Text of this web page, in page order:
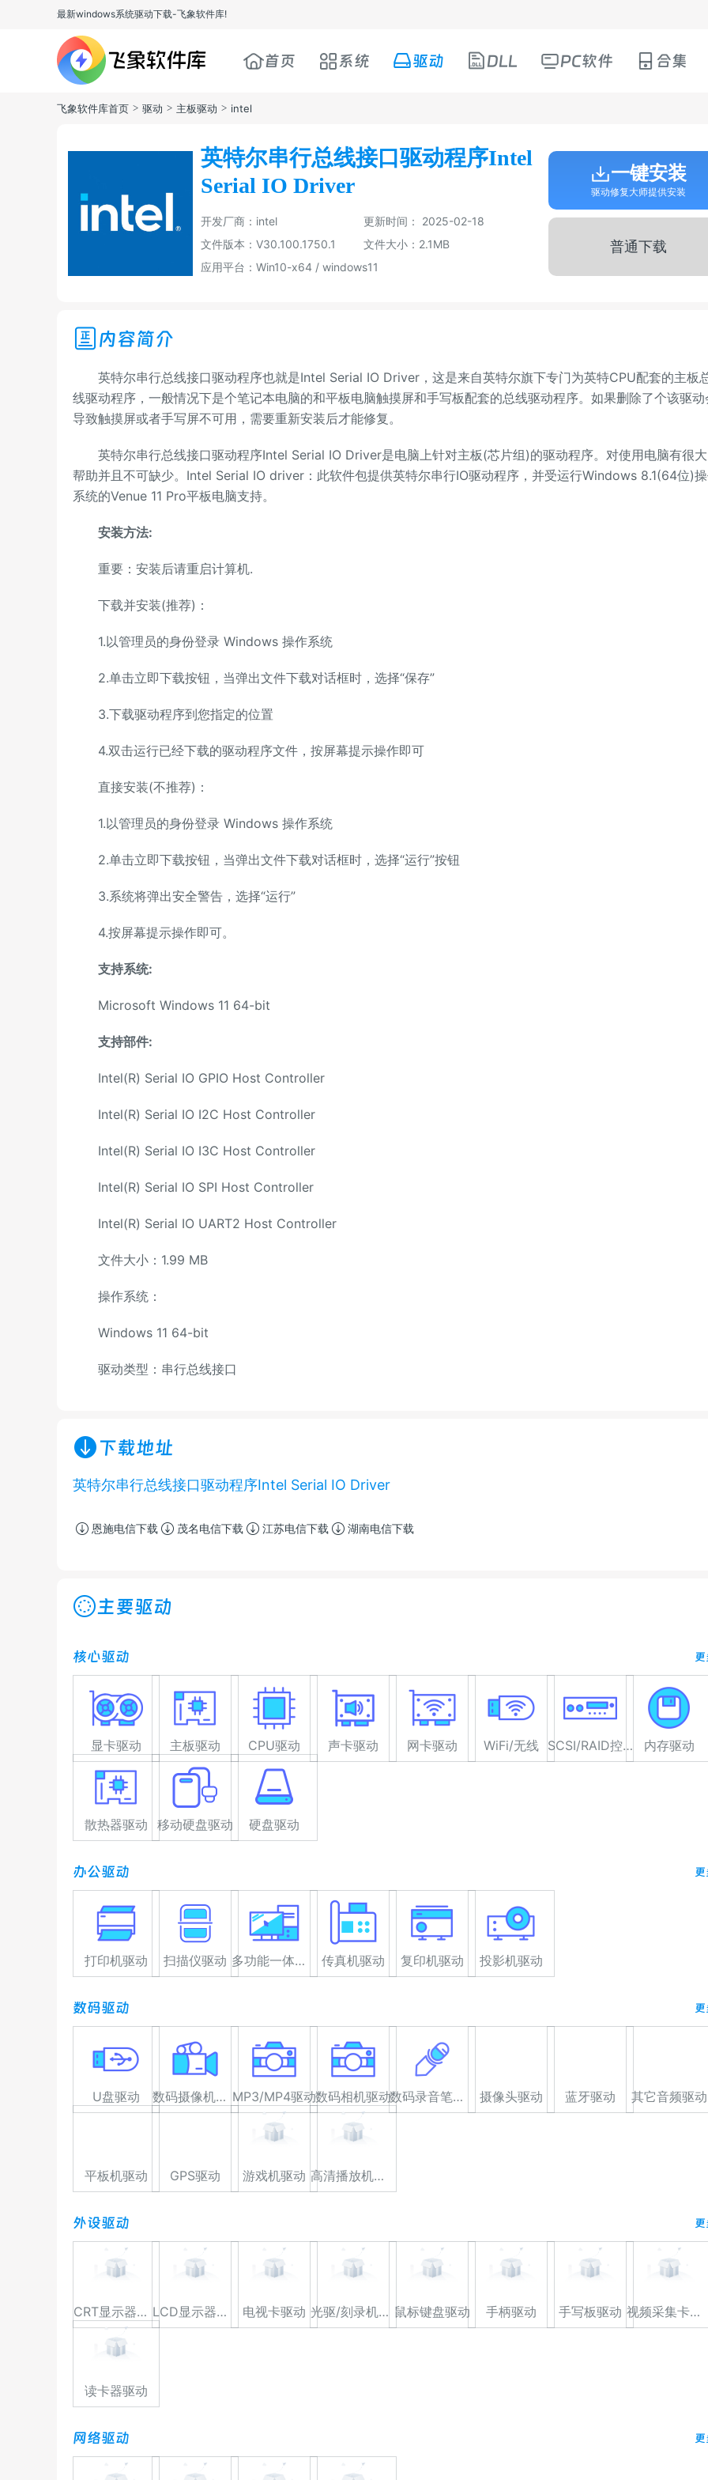
最新windows系统驱动下载-飞象软件库!
首页 系统 驱动 DLL PC软件 合集
飞象软件库首页 > 驱动 > 主板驱动 > intel
英特尔串行总线接口驱动程序Intel
Serial IO Driver
开发厂商：intel
更新时间： 2025-02-18
文件版本：V30.100.1750.1
文件大小：2.1MB
应用平台：Win10-x64 / windows11
一键安装
驱动修复大师提供安装
普通下载
内容简介
英特尔串行总线接口驱动程序也就是Intel Serial IO Driver，这是来自英特尔旗下专门为英特CPU配套的主板
线驱动程序，一般情况下是个笔记本电脑的和平板电脑触摸屏和手写板配套的总线驱动程序。如果删除了个该驱动
导致触摸屏或者手写屏不可用，需要重新安装后才能修复。
英特尔串行总线接口驱动程序Intel Serial IO Driver是电脑上针对主板(芯片组)的驱动程序。对使用电脑有很
帮助并且不可缺少。Intel Serial IO driver：此软件包提供英特尔串行IO驱动程序，并受运行Windows 8.1(64位)
系统的Venue 11 Pro平板电脑支持。
安装方法:
重要：安装后请重启计算机.
下载并安装(推荐)：
1.以管理员的身份登录 Windows 操作系统
2.单击立即下载按钮，当弹出文件下载对话框时，选择“保存”
3.下载驱动程序到您指定的位置
4.双击运行已经下载的驱动程序文件，按屏幕提示操作即可
直接安装(不推荐)：
1.以管理员的身份登录 Windows 操作系统
2.单击立即下载按钮，当弹出文件下载对话框时，选择“运行”按钮
3.系统将弹出安全警告，选择“运行”
4.按屏幕提示操作即可。
支持系统:
Microsoft Windows 11 64-bit
支持部件:
Intel(R) Serial IO GPIO Host Controller
Intel(R) Serial IO I2C Host Controller
Intel(R) Serial IO I3C Host Controller
Intel(R) Serial IO SPI Host Controller
Intel(R) Serial IO UART2 Host Controller
文件大小：1.99 MB
操作系统：
Windows 11 64-bit
驱动类型：串行总线接口
下载地址
英特尔串行总线接口驱动程序Intel Serial IO Driver
恩施电信下载 茂名电信下载 江苏电信下载 湖南电信下载
主要驱动
核心驱动
显卡驱动 主板驱动 CPU驱动 声卡驱动 网卡驱动 WiFi/无线 SCSI/RAID控制器驱动 内存驱动
散热器驱动 移动硬盘驱动 硬盘驱动
办公驱动
打印机驱动 扫描仪驱动 多功能一体机驱动 传真机驱动 复印机驱动 投影机驱动
数码驱动
U盘驱动 数码摄像机驱动 MP3/MP4驱动数码相机驱动 数码录音笔驱动 摄像头驱动 蓝牙驱动 其它音频驱动
平板机驱动 GPS驱动 游戏机驱动 高清播放机驱动
外设驱动
CRT显示器驱动 LCD显示器驱动 电视卡驱动 光驱/刻录机驱动 鼠标键盘驱动 手柄驱动 手写板驱动 视频采集卡驱动
读卡器驱动
网络驱动